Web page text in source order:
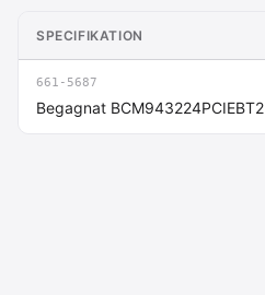
SPECIFIKATION
661-5687
Begagnat BCM943224PCIEBT2